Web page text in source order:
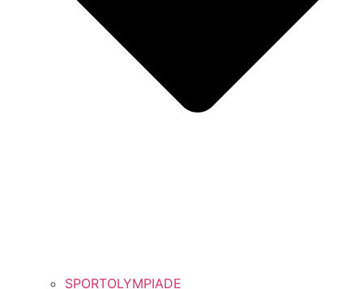
SPORTOLYMPIADE